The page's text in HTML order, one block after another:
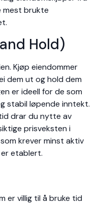
mest brukte
Hold)
Kjøp eiendommer
dem ut og hold dem
er ideell for de som
stabil løpende inntekt.
drar du nytte av
prisveksten i
krever minst aktiv
etablert.
er villig til å bruke tid